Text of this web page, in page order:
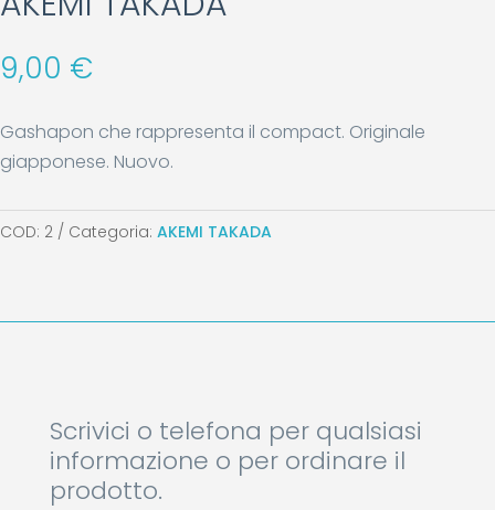
9,00 €
Gashapon che rappresenta il compact. Originale
giapponese. Nuovo.
COD: 2 Categoria: AKEMI TAKADA
Scrivici o telefona per qualsiasi
informazione o per ordinare il
prodotto.